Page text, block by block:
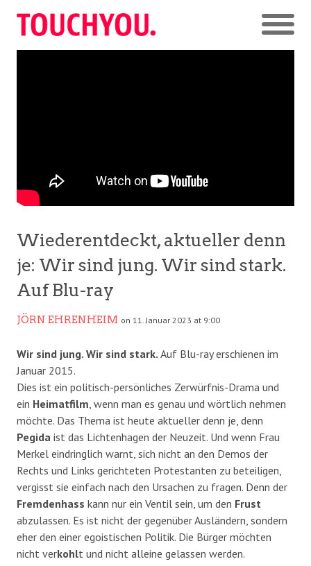
Wiederentdeckt, aktueller denn
je: Wir sind jung. Wir sind stark.
Auf Blu-ray
JÖRN EHRENHEIM on 11. Januar 2023 at 9:00
Wir sind jung. Wir sind stark. Auf Blu-ray erschienen im
Januar 2015.
Dies ist ein politisch-persönliches Zerwürfnis-Drama und
ein Heimatfilm , wenn man es genau und wörtlich nehmen
möchte. Das Thema ist heute aktueller denn je, denn
Pegida ist das Lichtenhagen der Neuzeit. Und wenn Frau
Merkel eindringlich warnt, sich nicht an den Demos der
Rechts und Links gerichteten Protestanten zu beteiligen,
vergisst sie einfach nach den Ursachen zu fragen. Denn der
Fremdenhass kann nur ein Ventil sein, um den Frust
abzulassen. Es ist nicht der gegenüber Ausländern, sondern
eher den einer egoistischen Politik. Die Bürger möchten
nicht verkohlt und nicht alleine gelassen werden.